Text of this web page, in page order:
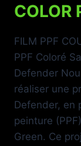
COLOR
FILM PPF
PPF Coloré
Defender
réaliser une
Defender, en
peinture
Green. Ce